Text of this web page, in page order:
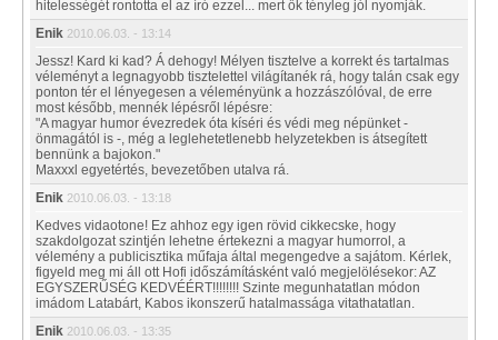
hitelességét rontotta el az író ezzel... mert ők tényleg jól nyomják.
Enik 2010.06.03. - 13:14
Jessz! Kard ki kad? Á dehogy! Mélyen tisztelve a korrekt és tartalmas
véleményt a legnagyobb tisztelettel világítanék rá, hogy talán csak egy
ponton tér el lényegesen a véleményünk a hozzászólóval, de erre
most később, mennék lépésről lépésre:
"A magyar humor évezredek óta kíséri és védi meg népünket -
önmagától is -, még a leglehetetlenebb helyzetekben is átsegített
bennünk a bajokon."
Maxxxl egyetértés, bevezetőben utalva rá.
Enik 2010.06.03. - 13:18
Kedves vidaotone! Ez ahhoz egy igen rövid cikkecske, hogy
szakdolgozat szintjén lehetne értekezni a magyar humorrol, a
vélemény a publicisztika műfaja által megengedve a sajátom. Kérlek,
figyeld meg mi áll ott Hofi időszámításként való megjelölésekor: AZ
EGYSZERŰSÉG KEDVÉÉRT!!!!!!!! Szinte megunhatatlan módon
imádom Latabárt, Kabos ikonszerű hatalmassága vitathatatlan.
Enik 2010.06.03. - 13:35